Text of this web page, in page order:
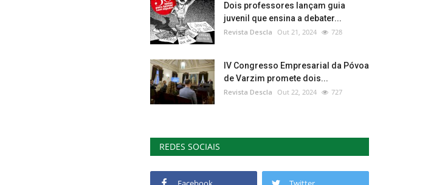
Dois professores lançam guia
juvenil que ensina a debater...
Revista Descla Out 21, 2024 728
IV Congresso Empresarial da Póvoa
de Varzim promete dois...
Revista Descla Out 22, 2024 727
REDES SOCIAIS